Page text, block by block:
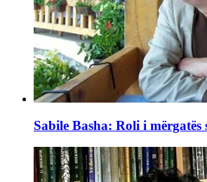
Sabile Basha: Roli i